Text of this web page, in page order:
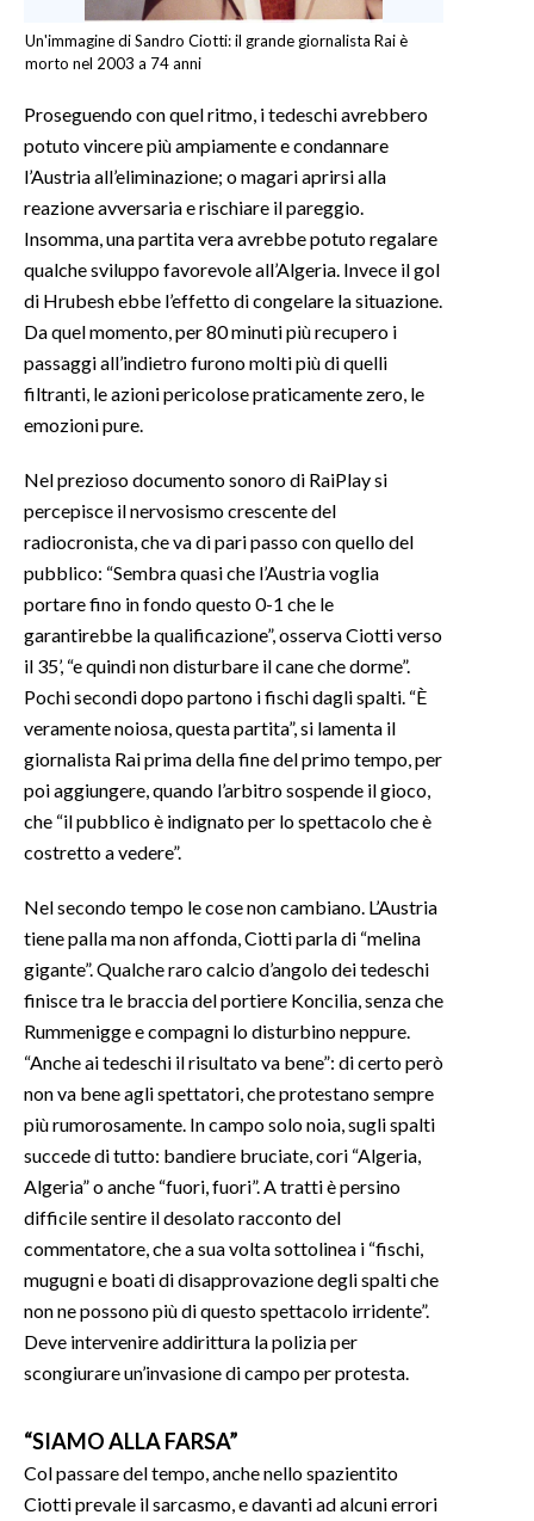
Un'immagine di Sandro Ciotti: il grande giornalista Rai è
morto nel 2003 a 74 anni
Proseguendo con quel ritmo, i tedeschi avrebbero
potuto vincere più ampiamente e condannare
l’Austria all’eliminazione; o magari aprirsi alla
reazione avversaria e rischiare il pareggio.
Insomma, una partita vera avrebbe potuto regalare
qualche sviluppo favorevole all’Algeria. Invece il gol
di Hrubesh ebbe l’effetto di congelare la situazione.
Da quel momento, per 80 minuti più recupero i
passaggi all’indietro furono molti più di quelli
filtranti, le azioni pericolose praticamente zero, le
emozioni pure.
Nel prezioso documento sonoro di RaiPlay si
percepisce il nervosismo crescente del
radiocronista, che va di pari passo con quello del
pubblico: “Sembra quasi che l’Austria voglia
portare fino in fondo questo 0-1 che le
garantirebbe la qualificazione”, osserva Ciotti verso
il 35’, “e quindi non disturbare il cane che dorme”.
Pochi secondi dopo partono i fischi dagli spalti. “È
veramente noiosa, questa partita”, si lamenta il
giornalista Rai prima della fine del primo tempo, per
poi aggiungere, quando l’arbitro sospende il gioco,
che “il pubblico è indignato per lo spettacolo che è
costretto a vedere”.
Nel secondo tempo le cose non cambiano. L’Austria
tiene palla ma non affonda, Ciotti parla di “melina
gigante”. Qualche raro calcio d’angolo dei tedeschi
finisce tra le braccia del portiere Koncilia, senza che
Rummenigge e compagni lo disturbino neppure.
“Anche ai tedeschi il risultato va bene”: di certo però
non va bene agli spettatori, che protestano sempre
più rumorosamente. In campo solo noia, sugli spalti
succede di tutto: bandiere bruciate, cori “Algeria,
Algeria” o anche “fuori, fuori”. A tratti è persino
difficile sentire il desolato racconto del
commentatore, che a sua volta sottolinea i “fischi,
mugugni e boati di disapprovazione degli spalti che
non ne possono più di questo spettacolo irridente”.
Deve intervenire addirittura la polizia per
scongiurare un’invasione di campo per protesta.
“SIAMO ALLA FARSA”
Col passare del tempo, anche nello spazientito
Ciotti prevale il sarcasmo, e davanti ad alcuni errori